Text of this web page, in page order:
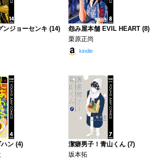
ンジョーセンキ (14)
怨み屋本舗 EVIL HEART (8)
栗原正尚
kindle
ン (4)
潔癖男子！青山くん (7)
坂本拓